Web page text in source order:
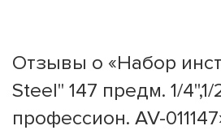
Отзывы о «Набор
Steel" 147 предм. 1/4",1/
профессион. AV-